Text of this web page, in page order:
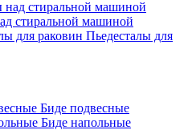
стиральной машиной
Пьедесталы для
Биде подвесные
Биде напольные